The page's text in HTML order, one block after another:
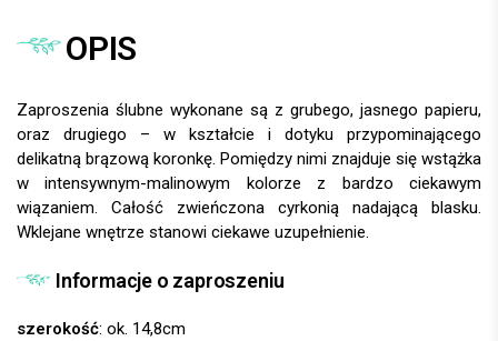
OPIS
Zaproszenia ślubne wykonane są z grubego, jasnego papieru,
oraz drugiego – w kształcie i dotyku przypominającego
delikatną brązową koronkę. Pomiędzy nimi znajduje się wstążka
w intensywnym-malinowym kolorze z bardzo ciekawym
wiązaniem. Całość zwieńczona cyrkonią nadającą blasku.
Wklejane wnętrze stanowi ciekawe uzupełnienie.
Informacje o zaproszeniu
szerokość: ok. 14,8cm